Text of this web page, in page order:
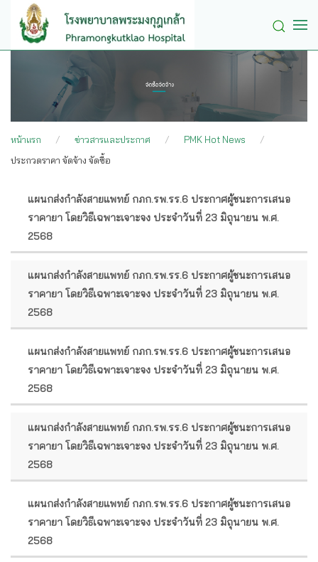
Skip to main content
หน้าแรก ข่าวสารและประกาศ
PMK Hot News
ประกวดราคา จัดจ้าง จัดซื้อ
หัวข้อ
เรื่อง
แผนกส่งกำลังสายแพทย์ กภก.รพ.รร.6 ประกาศผู้ชนะการเสนอ
ราคายา โดยวิธีเฉพาะเจาะจง ประจำวันที่ 23 มิถุนายน พ.ศ.
2568
แผนกส่งกำลังสายแพทย์ กภก.รพ.รร.6 ประกาศผู้ชนะการเสนอ
ราคายา โดยวิธีเฉพาะเจาะจง ประจำวันที่ 23 มิถุนายน พ.ศ.
2568
แผนกส่งกำลังสายแพทย์ กภก.รพ.รร.6 ประกาศผู้ชนะการเสนอ
ราคายา โดยวิธีเฉพาะเจาะจง ประจำวันที่ 23 มิถุนายน พ.ศ.
2568
แผนกส่งกำลังสายแพทย์ กภก.รพ.รร.6 ประกาศผู้ชนะการเสนอ
ราคายา โดยวิธีเฉพาะเจาะจง ประจำวันที่ 23 มิถุนายน พ.ศ.
2568
แผนกส่งกำลังสายแพทย์ กภก.รพ.รร.6 ประกาศผู้ชนะการเสนอ
ราคายา โดยวิธีเฉพาะเจาะจง ประจำวันที่ 23 มิถุนายน พ.ศ.
2568